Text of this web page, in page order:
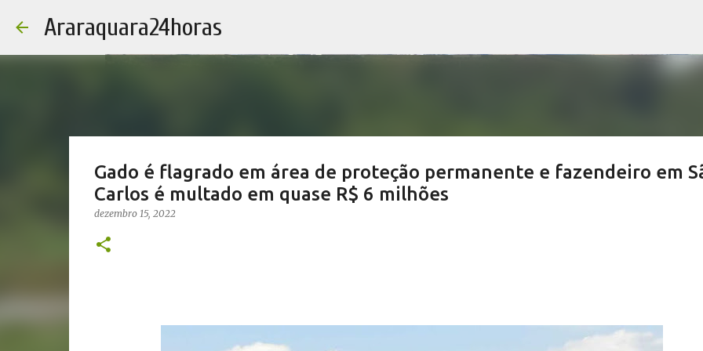
Araraquara24horas
Gado é flagrado em área de proteção permanente e fazendeiro em
Carlos é multado em quase R$ 6 milhões
dezembro 15, 2022